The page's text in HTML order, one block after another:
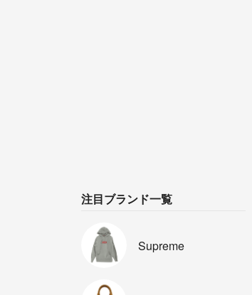
注目ブランド一覧
Supreme